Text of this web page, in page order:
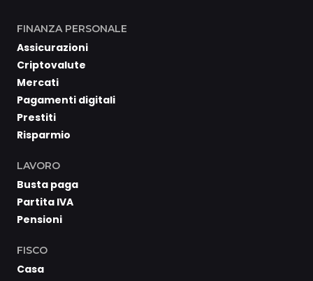
FINANZA PERSONALE
Assicurazioni
Criptovalute
Mercati
Pagamenti digitali
Prestiti
Risparmio
LAVORO
Busta paga
Partita IVA
Pensioni
FISCO
Casa